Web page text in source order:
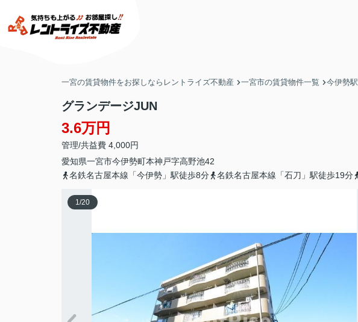
一宮の賃貸物件をお探しならレントライズ不動産 一宮市の賃貸物件一覧 今伊勢駅
グランデージJUN
3.6万円
管理/共益費 4,000円
愛知県一宮市今伊勢町本神戸字高野池42
名鉄名古屋本線「今伊勢」駅徒歩8分
名鉄名古屋本線「石刀」駅徒歩19分
1/20